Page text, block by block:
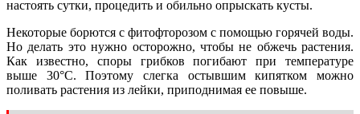
настоять сутки, процедить и обильно опрыскать кусты.
Некоторые борются с фитофторозом с помощью горячей воды.
Но делать это нужно осторожно, чтобы не обжечь растения.
Как известно, споры грибков погибают при температуре
выше 30°С. Поэтому слегка остывшим кипятком можно
поливать растения из лейки, приподнимая ее повыше.